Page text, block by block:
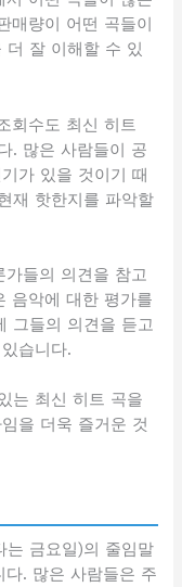
매량이 어떤 곡들이
더 잘 이해할 수 있
회수도 최신 히트
. 많은 사람들이 공
가 있을 것이기 때
재 핫한지를 파악할
들의 의견을 참고
음악에 대한 평가를
그들의 의견을 듣고
습니다.
는 최신 히트 곡을
을 더욱 즐거운 것
는 금요일)의 줄임말
다. 많은 사람들은 주